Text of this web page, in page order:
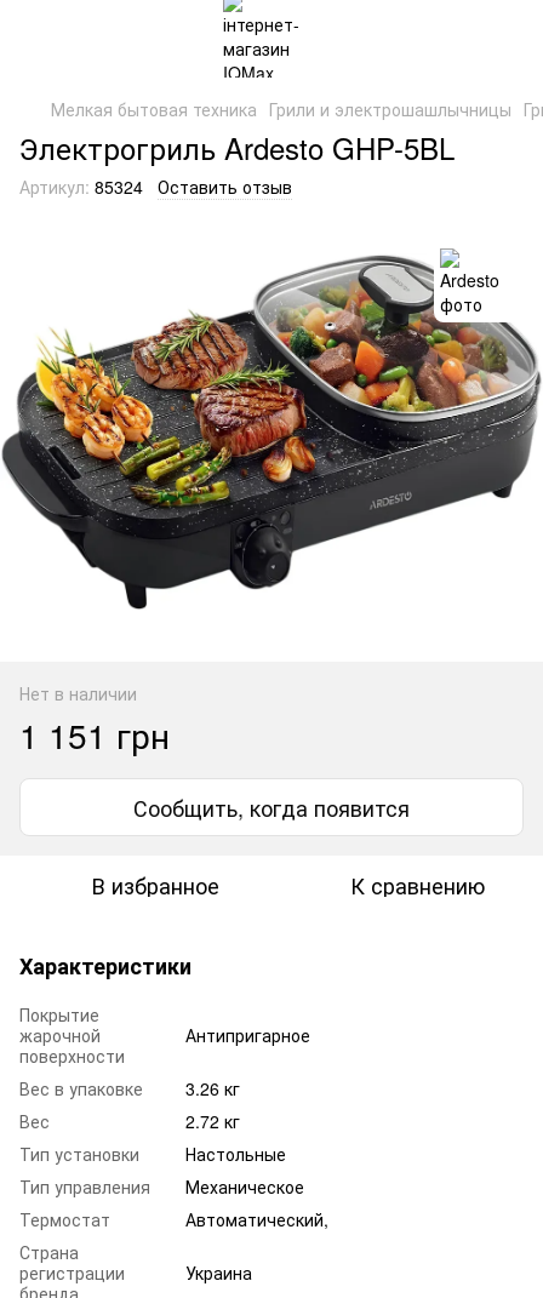
Мелкая бытовая техника Грили и электрошашлычницы
Электрогриль Ardesto GHP-5BL
Артикул: 85324 Оставить отзыв
Нет в наличии
1 151 грн
Сообщить, когда появится
В избранное К сравнению
Характеристики
Покрытие
жарочной
поверхности
Антипригарное
Вес в упаковке
3.26 кг
Вес
2.72 кг
Тип установки
Настольные
Тип управления
Механическое
Термостат
Автоматический,
Страна
регистрации
бренда
Украина